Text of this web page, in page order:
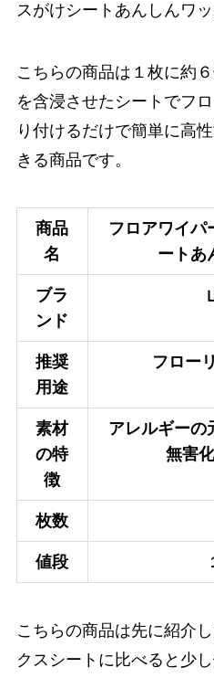
スがけシートあんしんワッ
こちらの商品は１枚に約
を含浸させたシートでフ
り付けるだけで簡単に高
きる商品です。
商品
名
フロアワイパ
ートあ
ブラ
ンド
推奨
用途
フロー
素材
の特
徴
アレルギーの
無害
枚数
値段
こちらの商品は先に紹介
クスシートに比べると少